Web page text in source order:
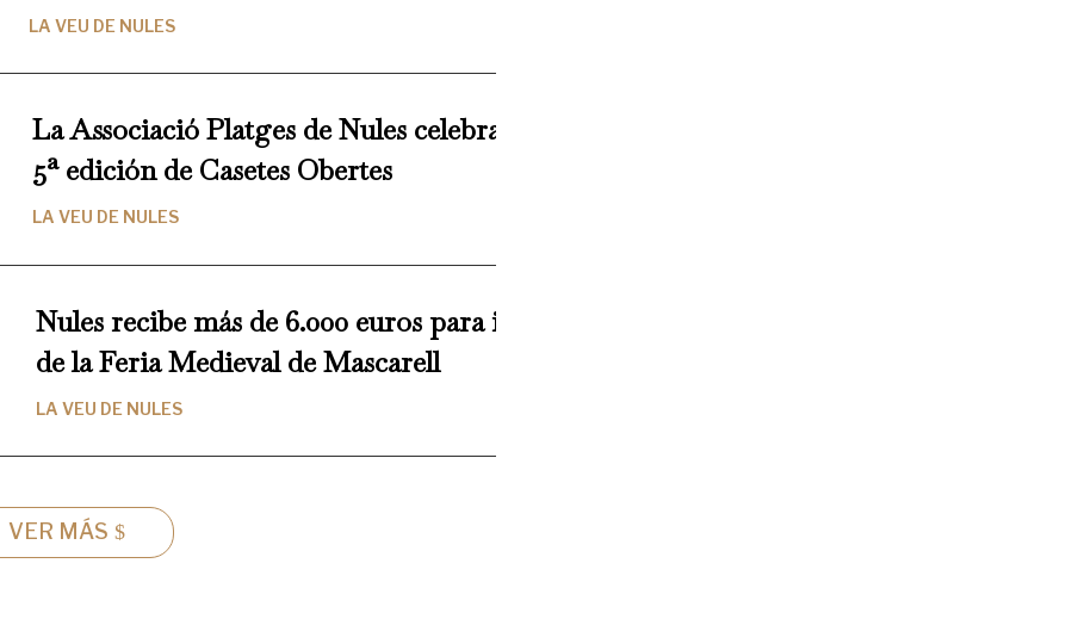
LA VEU DE NULES
La Associació Platges de Nules celebra este fin de semana la
5ª edición de Casetes Obertes
LA VEU DE NULES
Nules recibe más de 6.000 euros para impulsar la promoción
de la Feria Medieval de Mascarell
LA VEU DE NULES
VER MÁS